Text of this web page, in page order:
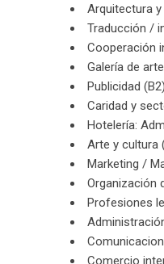
Arquitectura
Traducción /
Cooperación
Galería de
Publicidad (B2)
Caridad y
Hotelería:
Arte y cultura
Marketing /
Organización
Profesiones
Comercio